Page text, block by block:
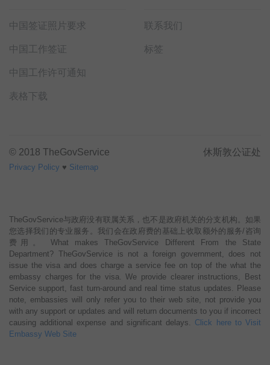
中国签证照片要求
中国工作签证
中国工作许可通知
表格下载
联系我们
标签
© 2018 TheGovService
Privacy Policy ♥ Sitemap
休斯敦公证处
TheGovService与政府没有联属关系，也不是政府机关的分支机构。如果
您选择我们的专业服务。我们会在政府费的基础上收取额外的服务/咨询
费用。 What makes TheGovService Different From the State
Department? TheGovService is not a foreign government, does not
issue the visa and does charge a service fee on top of the what the
embassy charges for the visa. We provide clearer instructions, Best
Service support, fast turn-around and real time status updates. Please
note, embassies will only refer you to their web site, not provide you
with any support or updates and will return documents to you if incorrect
causing additional expense and significant delays. Click here to Visit
Embassy Web Site